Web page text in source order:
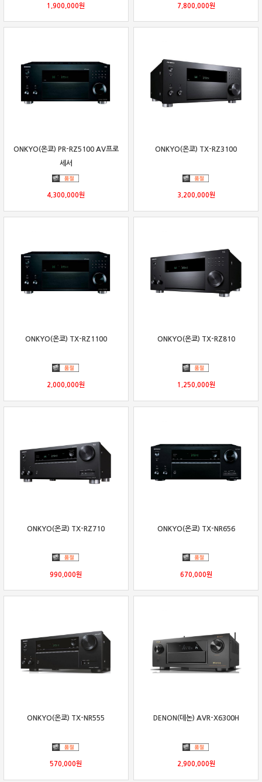
1,900,000원 7,800,000원
ONKYO(온쿄) PR-RZ5100 AV프로
세서
4,300,000원
ONKYO(온쿄) TX-RZ3100
3,200,000원
ONKYO(온쿄) TX-RZ1100
2,000,000원
ONKYO(온쿄) TX-RZ810
1,250,000원
ONKYO(온쿄) TX-RZ710
990,000원
ONKYO(온쿄) TX-NR656
670,000원
ONKYO(온쿄) TX-NR555
570,000원
DENON(데논) AVR-X6300H
2,900,000원